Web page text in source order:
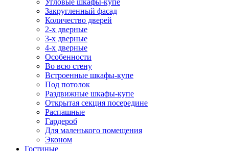
Угловые шкафы-купе
Закругленный фасад
Количество дверей
2-х дверные
3-х дверные
4-х дверные
Особенности
Во всю стену
Встроенные шкафы-купе
Под потолок
Раздвижные шкафы-купе
Открытая секция посередине
Распашные
Гардероб
Для маленького помещения
Эконом
Гостиные